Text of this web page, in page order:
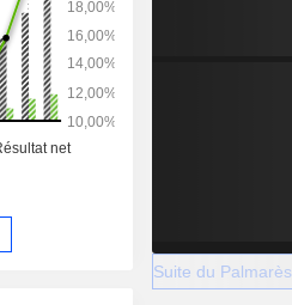
Suite du Palmarès